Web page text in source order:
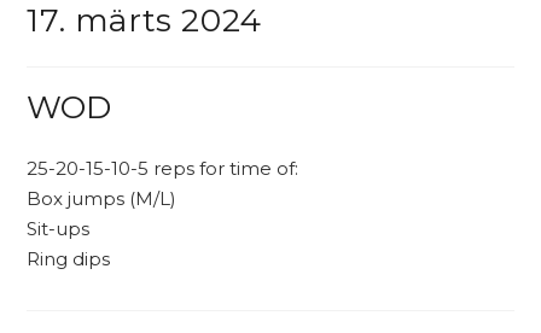
17. märts 2024
WOD
25-20-15-10-5 reps for time of:
Box jumps (M/L)
Sit-ups
Ring dips